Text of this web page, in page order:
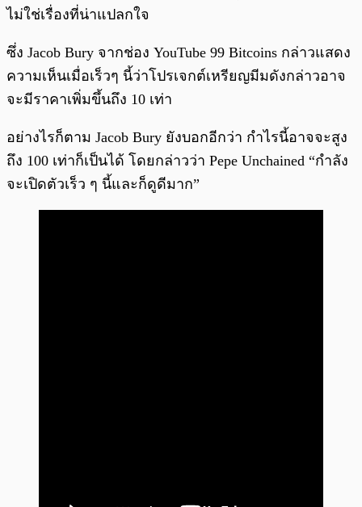
ไม่ใช่เรื่องที่น่าแปลกใจ
ซึ่ง Jacob Bury จากช่อง YouTube 99 Bitcoins กล่าวแสดง
ความเห็นเมื่อเร็วๆ นี้ว่าโปรเจกต์เหรียญมีมดังกล่าวอาจ
จะมีราคาเพิ่มขึ้นถึง 10 เท่า
อย่างไรก็ตาม Jacob Bury ยังบอกอีกว่า กำไรนี้อาจจะสูง
ถึง 100 เท่าก็เป็นได้ โดยกล่าวว่า Pepe Unchained “กำลัง
จะเปิดตัวเร็ว ๆ นี้และก็ดูดีมาก”